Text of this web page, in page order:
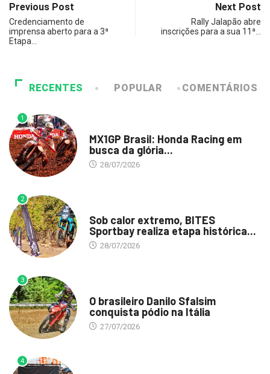
Previous Post
Credenciamento de
imprensa aberto para a 3ª
Etapa…
Next Post
Rally Jalapão abre
inscrições para a sua 11ª…
RECENTES POPULAR COMENTÁRIOS
1
MX1GP Brasil: Honda Racing em
busca da glória...
28/07/2026
2
Sob calor extremo, BITES
Sportbay realiza etapa histórica...
28/07/2026
3
O brasileiro Danilo Sfalsim
conquista pódio na Itália
27/07/2026
4